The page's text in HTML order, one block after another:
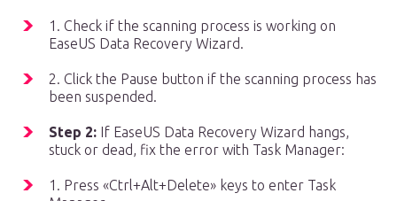
1. Check if the scanning process is working on
EaseUS Data Recovery Wizard.
2. Click the Pause button if the scanning process has
been suspended.
Step 2: If EaseUS Data Recovery Wizard hangs,
stuck or dead, fix the error with Task Manager:
1. Press «Ctrl+Alt+Delete» keys to enter Task